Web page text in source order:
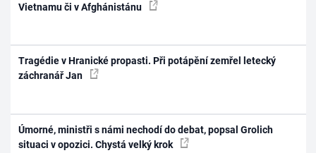
Vietnamu či v Afghánistánu
Tragédie v Hranické propasti. Při potápění zemřel letecký
záchranář Jan
Úmorné, ministři s námi nechodí do debat, popsal Grolich
situaci v opozici. Chystá velký krok